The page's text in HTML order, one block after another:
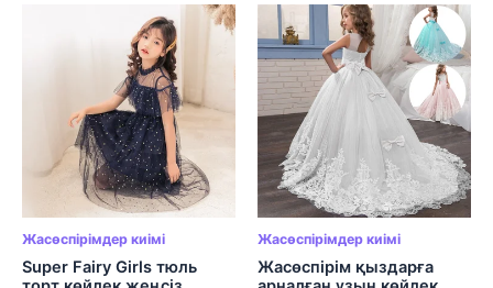
Жасөспірімдер киімі
Super Fairy Girls тюль
Жасөспірімдер киімі
Жасөспірім қыздарға